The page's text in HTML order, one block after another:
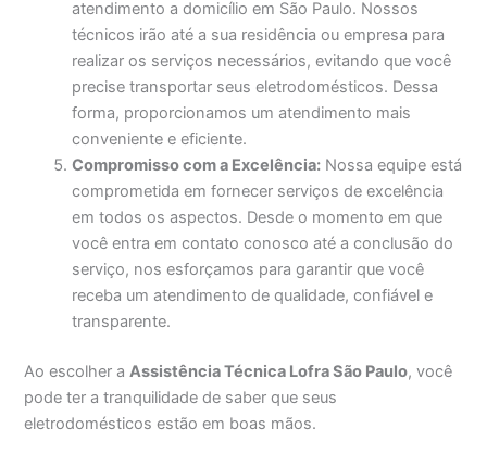
atendimento a domicílio em São Paulo. Nossos
técnicos irão até a sua residência ou empresa para
realizar os serviços necessários, evitando que você
precise transportar seus eletrodomésticos. Dessa
forma, proporcionamos um atendimento mais
conveniente e eficiente.
Compromisso com a Excelência: Nossa equipe está
comprometida em fornecer serviços de excelência
em todos os aspectos. Desde o momento em que
você entra em contato conosco até a conclusão do
serviço, nos esforçamos para garantir que você
receba um atendimento de qualidade, confiável e
transparente.
Ao escolher aAssistência Técnica Lofra São Paulo, você
pode ter a tranquilidade de saber que seus
eletrodomésticos estão em boas mãos.